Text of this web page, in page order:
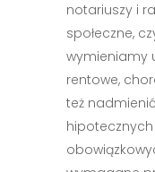
notariuszy i
społeczne,
wymieniamy
rentowe,
też
hipotecznych